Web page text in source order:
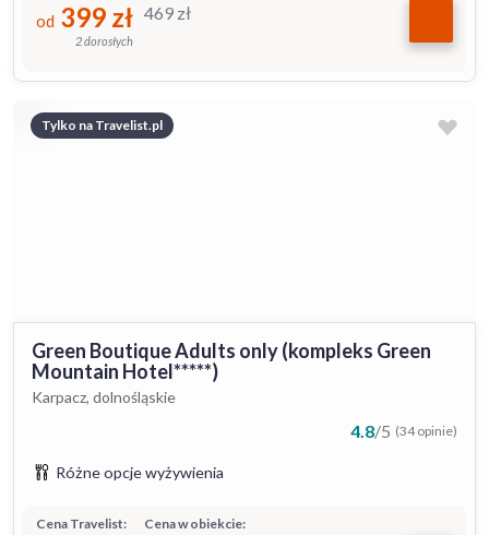
469 zł
od 399 zł
2 dorosłych
Tylko na Travelist.pl
Green Boutique Adults only (kompleks Green
Mountain Hotel*****)
Karpacz, dolnośląskie
4.8/5 (34 opinie)
Różne opcje wyżywienia
Cena w obiekcie:
Cena Travelist: